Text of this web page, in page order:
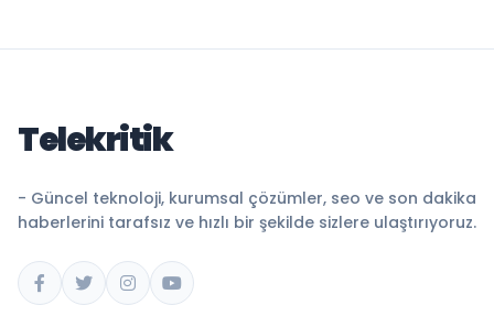
Telekritik
- Güncel teknoloji, kurumsal çözümler, seo ve son dakika
haberlerini tarafsız ve hızlı bir şekilde sizlere ulaştırıyoruz.